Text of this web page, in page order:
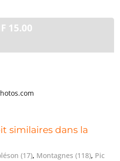
15.00
similaires dans la
(17), Montagnes (118), Pic